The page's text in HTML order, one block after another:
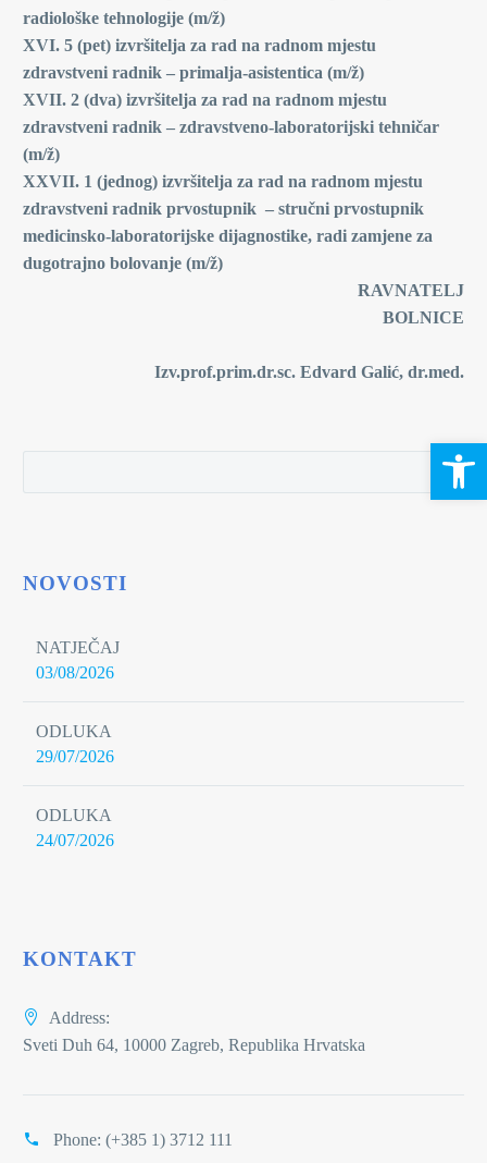
radiološke tehnologije (m/ž)
XVI. 5 (pet) izvršitelja za rad na radnom mjestu
zdravstveni radnik – primalja-asistentica (m/ž)
XVII. 2 (dva) izvršitelja za rad na radnom mjestu
zdravstveni radnik – zdravstveno-laboratorijski tehničar
(m/ž)
XXVII. 1 (jednog) izvršitelja za rad na radnom mjestu
zdravstveni radnik prvostupnik – stručni prvostupnik
medicinsko-laboratorijske dijagnostike, radi zamjene za
dugotrajno bolovanje (m/ž)
RAVNATELJ
BOLNICE
Izv.prof.prim.dr.sc. Edvard Galić, dr.med.
NOVOSTI
NATJEČAJ
03/08/2026
ODLUKA
29/07/2026
ODLUKA
24/07/2026
KONTAKT
Address:
Sveti Duh 64, 10000 Zagreb, Republika Hrvatska
Phone: (+385 1) 3712 111